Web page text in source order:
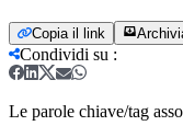
Copia il link
Condividi su :
Le parole chiave/tag